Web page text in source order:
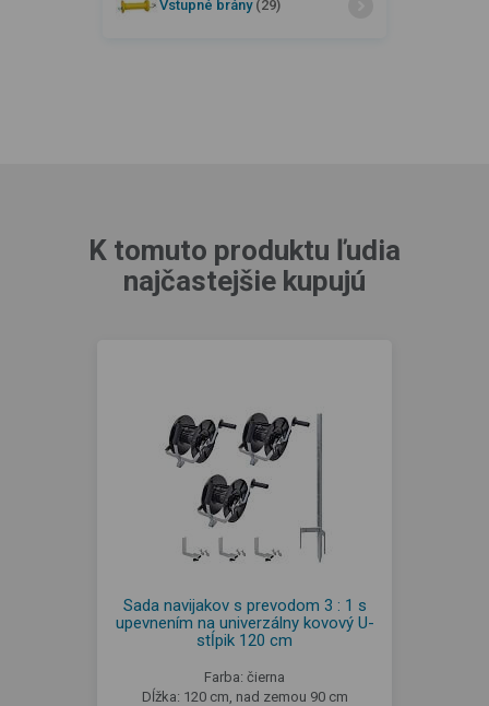
Vstupné brány (29)
K tomuto produktu ľudia
najčastejšie kupujú
Sada navijakov s prevodom 3 : 1 s
upevnením na univerzálny kovový U-
stĺpik 120 cm
Farba: čierna
Dĺžka: 120 cm, nad zemou 90 cm